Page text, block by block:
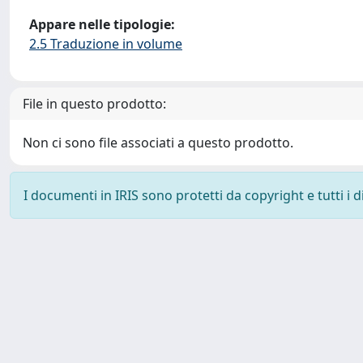
Appare nelle tipologie:
2.5 Traduzione in volume
File in questo prodotto:
Non ci sono file associati a questo prodotto.
I documenti in IRIS sono protetti da copyright e tutti i